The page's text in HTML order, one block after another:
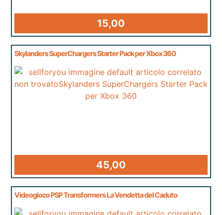
15,00
Skylanders SuperChargers Starter Pack per Xbox 360
45,00
Videogioco PSP Transformers La Vendetta del Caduto